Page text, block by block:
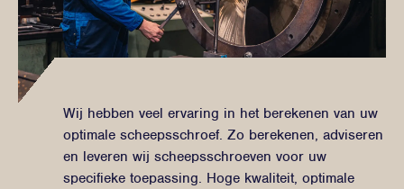
Wij hebben veel ervaring in het berekenen van uw
optimale scheepsschroef. Zo berekenen, adviseren
en leveren wij scheepsschroeven voor uw
specifieke toepassing. Hoge kwaliteit, optimale